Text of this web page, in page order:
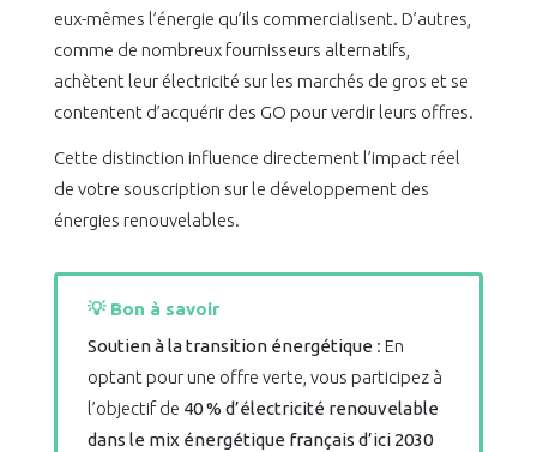
eux-mêmes l’énergie qu’ils commercialisent. D’autres,
comme de nombreux fournisseurs alternatifs,
achètent leur électricité sur les marchés de gros et se
contentent d’acquérir des GO pour verdir leurs offres.
Cette distinction influence directement l’impact réel
de votre souscription sur le développement des
énergies renouvelables.
💡 Bon à savoir
Soutien à la transition énergétique : En
optant pour une offre verte, vous participez à
l’objectif de 40 % d’électricité renouvelable
dans le mix énergétique français d’ici 2030